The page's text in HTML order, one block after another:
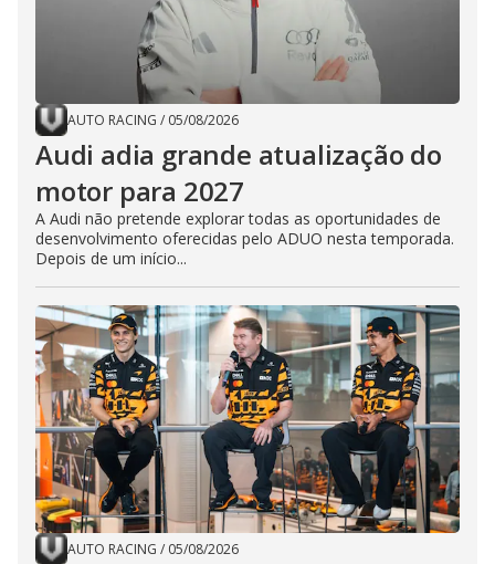
AUTO RACING / 05/08/2026
Audi adia grande atualização do
motor para 2027
A Audi não pretende explorar todas as oportunidades de
desenvolvimento oferecidas pelo ADUO nesta temporada.
Depois de um início...
AUTO RACING / 05/08/2026